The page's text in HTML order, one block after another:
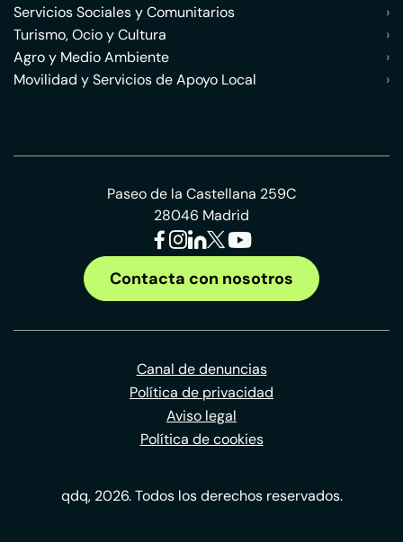
Servicios Sociales y Comunitarios
›
Turismo, Ocio y Cultura
›
Agro y Medio Ambiente
›
Movilidad y Servicios de Apoyo Local
›
Paseo de la Castellana 259C
28046 Madrid
Contacta con nosotros
Canal de denuncias
Política de privacidad
Aviso legal
Política de cookies
qdq, 2026. Todos los derechos reservados.